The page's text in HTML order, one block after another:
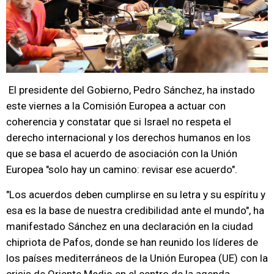
El presidente del Gobierno, Pedro Sánchez, ha instado
este viernes a la Comisión Europea a actuar con
coherencia y constatar que si Israel no respeta el
derecho internacional y los derechos humanos en los
que se basa el acuerdo de asociación con la Unión
Europea "solo hay un camino: revisar ese acuerdo".
"Los acuerdos deben cumplirse en su letra y su espíritu y
esa es la base de nuestra credibilidad ante el mundo", ha
manifestado Sánchez en una declaración en la ciudad
chipriota de Pafos, donde se han reunido los líderes de
los países mediterráneos de la Unión Europea (UE) con la